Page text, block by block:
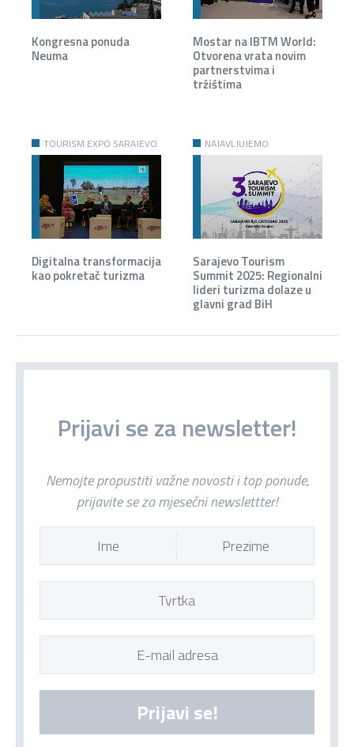
Kongresna ponuda
Neuma
Mostar na IBTM World:
Otvorena vrata novim
partnerstvima i
tržištima
TOURISM EXPO SARAJEVO
2025
Digitalna transformacija
kao pokretač turizma
NAJAVLJUJEMO
Sarajevo Tourism
Summit 2025: Regionalni
lideri turizma dolaze u
glavni grad BiH
Prijavi se za newsletter!
Nemojte propustiti važne novosti i top ponude,
prijavite se za mjesečni newslettter!
Prijavi se!